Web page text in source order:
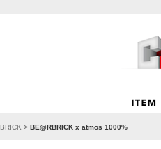
> BE@RBRICK x atmos 1000%